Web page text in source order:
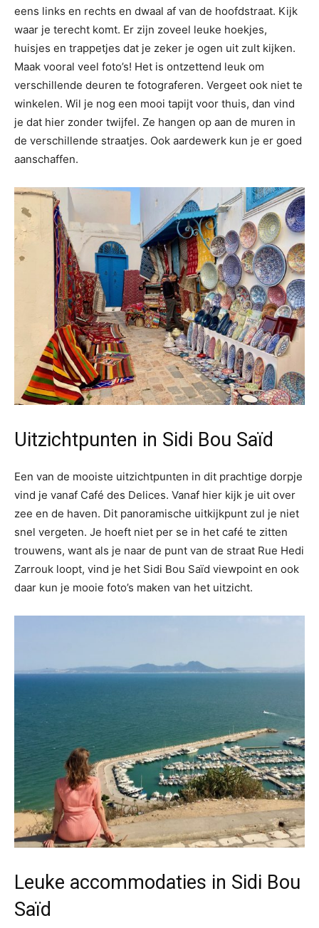
eens links en rechts en dwaal af van de hoofdstraat. Kijk
waar je terecht komt. Er zijn zoveel leuke hoekjes,
huisjes en trappetjes dat je zeker je ogen uit zult kijken.
Maak vooral veel foto’s! Het is ontzettend leuk om
verschillende deuren te fotograferen. Vergeet ook niet te
winkelen. Wil je nog een mooi tapijt voor thuis, dan vind
je dat hier zonder twijfel. Ze hangen op aan de muren in
de verschillende straatjes. Ook aardewerk kun je er goed
aanschaffen.
Uitzichtpunten in Sidi Bou Saïd
Een van de mooiste uitzichtpunten in dit prachtige dorpje
vind je vanaf Café des Delices. Vanaf hier kijk je uit over
zee en de haven. Dit panoramische uitkijkpunt zul je niet
snel vergeten. Je hoeft niet per se in het café te zitten
trouwens, want als je naar de punt van de straat Rue Hedi
Zarrouk loopt, vind je het Sidi Bou Saïd viewpoint en ook
daar kun je mooie foto’s maken van het uitzicht.
Leuke accommodaties in Sidi Bou
Saïd